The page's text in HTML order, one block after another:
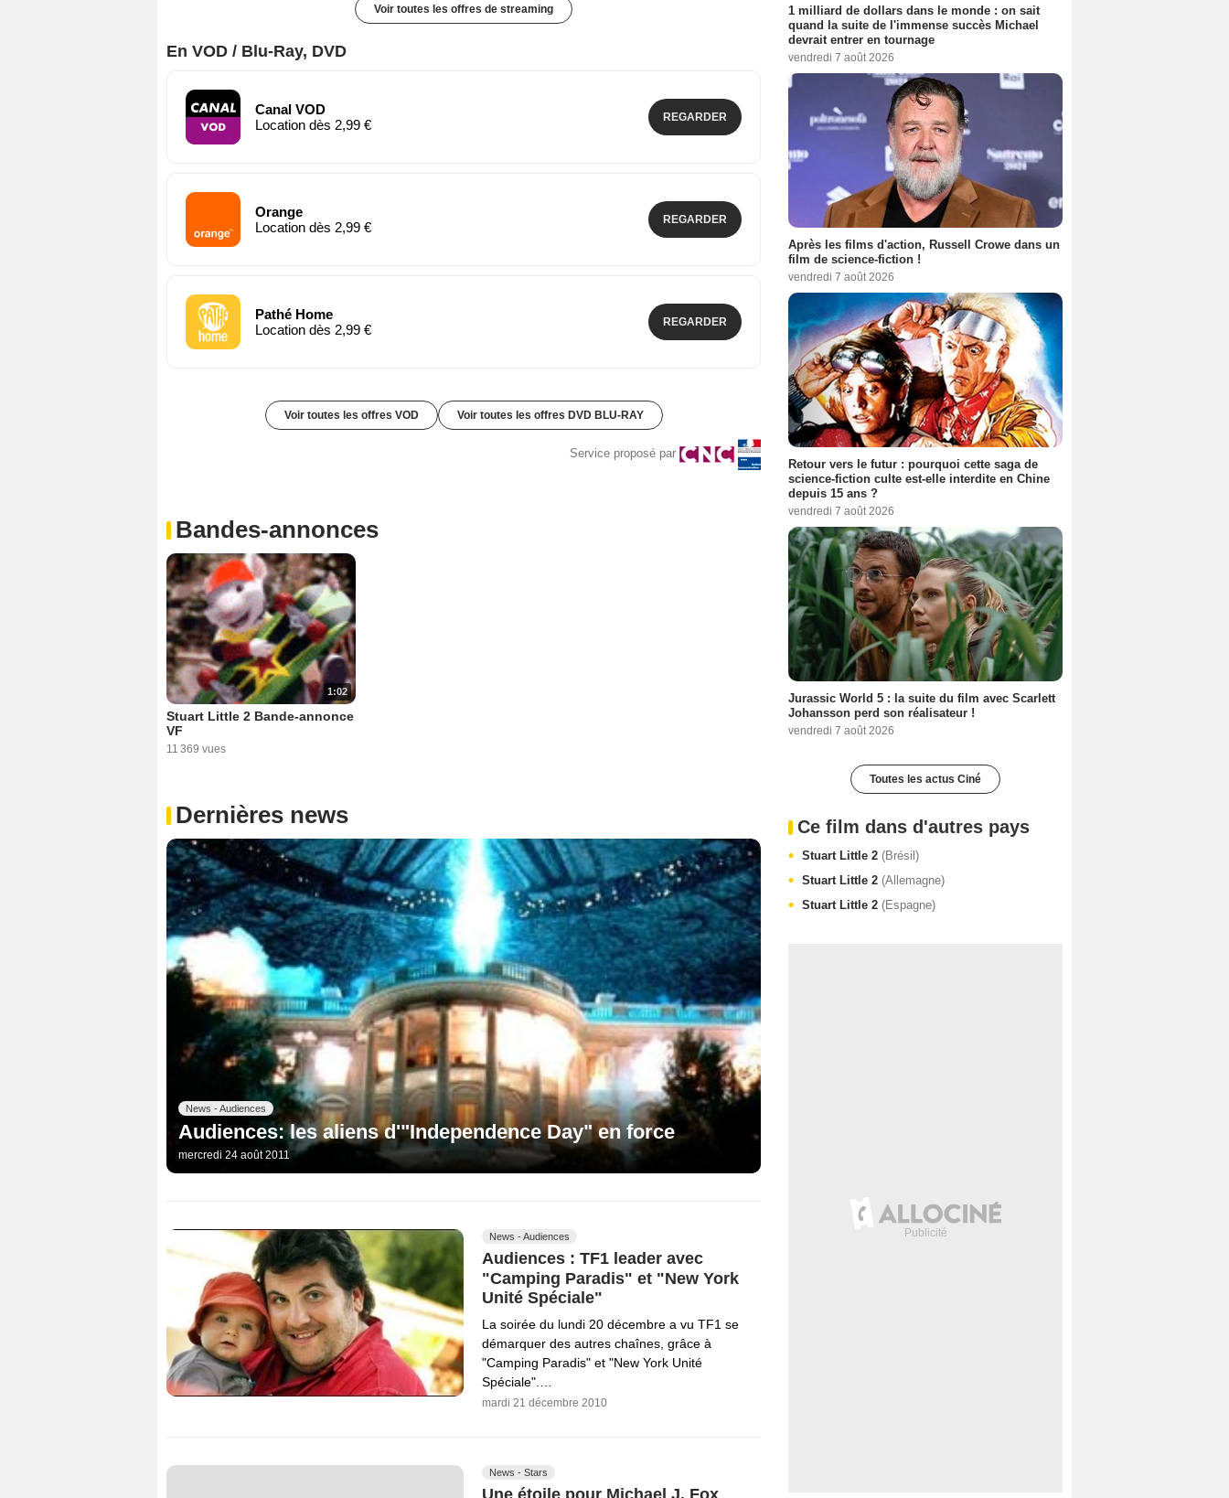
Voir toutes les offres de streaming
En VOD / Blu-Ray, DVD
Canal VOD
Location dès 2,99 €
REGARDER
Orange
Location dès 2,99 €
REGARDER
Pathé Home
Location dès 2,99 €
REGARDER
Voir toutes les offres VOD Voir toutes les offres DVD BLU-RAY
Service proposé par
Bandes-annonces
1:02
Stuart Little 2 Bande-annonce
VF
11 369 vues
Dernières news
News - Audiences
Audiences: les aliens d'"Independence Day" en force
mercredi 24 août 2011
News - Audiences
Audiences : TF1 leader avec
"Camping Paradis" et "New York
Unité Spéciale"
La soirée du lundi 20 décembre a vu TF1 se
démarquer des autres chaînes, grâce à
"Camping Paradis" et "New York Unité
Spéciale".…
mardi 21 décembre 2010
News - Stars
Une étoile pour Michael J. Fox
1 milliard de dollars dans le monde : on sait
quand la suite de l'immense succès Michael
devrait entrer en tournage
vendredi 7 août 2026
Après les films d'action, Russell Crowe dans un
film de science-fiction !
vendredi 7 août 2026
Retour vers le futur : pourquoi cette saga de
science-fiction culte est-elle interdite en Chine
depuis 15 ans ?
vendredi 7 août 2026
Jurassic World 5 : la suite du film avec Scarlett
Johansson perd son réalisateur !
vendredi 7 août 2026
Toutes les actus Ciné
Ce film dans d'autres pays
Stuart Little 2 (Brésil)
Stuart Little 2 (Allemagne)
Stuart Little 2 (Espagne)